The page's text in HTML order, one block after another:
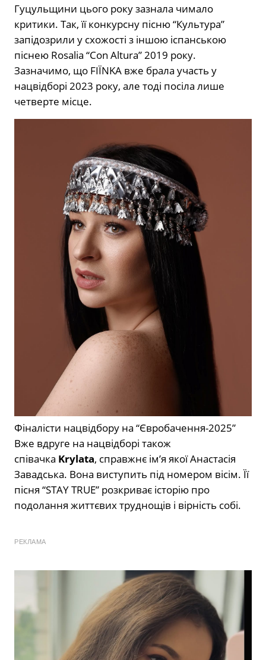
Гуцульщини цього року зазнала чимало
критики. Так, її конкурсну пісню “Культура”
запідозрили у схожості з іншою іспанською
піснею Rosalia “Con Altura” 2019 року.
Зазначимо, що FIЇNKA вже брала участь у
нацвідборі 2023 року, але тоді посіла лише
четверте місце.
Фіналісти нацвідбору на “Євробачення-2025”
Вже вдруге на нацвідборі також
співачка Krylata, справжнє імʼя якої Анастасія
Завадська. Вона виступить під номером вісім. Її
пісня “STAY TRUE” розкриває історію про
подолання життєвих труднощів і вірність собі.
РЕКЛАМА